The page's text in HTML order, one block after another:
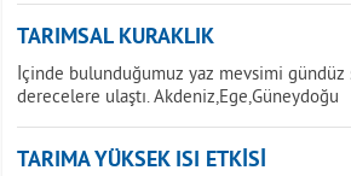
TARIMSAL KURAKLIK
İçinde bulunduğumuz yaz mevsimi gündüz
derecelere ulaştı. Akdeniz,Ege,Güneydoğu
TARIMA YÜKSEK ISI ETKİSİ